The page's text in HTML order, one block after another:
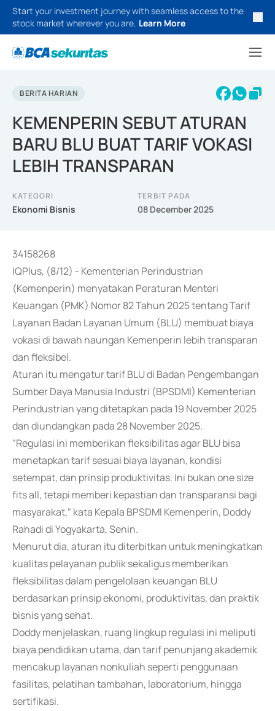
Start your investment journey with seamless access to the
stock market wherever you are. Learn More
BERITA HARIAN
KEMENPERIN SEBUT ATURAN
BARU BLU BUAT TARIF VOKASI
LEBIH TRANSPARAN
KATEGORI
Ekonomi Bisnis
TERBIT PADA
08 December 2025
34158268
IQPlus, (8/12) - Kementerian Perindustrian
(Kemenperin) menyatakan Peraturan Menteri
Keuangan (PMK) Nomor 82 Tahun 2025 tentang Tarif
Layanan Badan Layanan Umum (BLU) membuat biaya
vokasi di bawah naungan Kemenperin lebih transparan
dan fleksibel.
Aturan itu mengatur tarif BLU di Badan Pengembangan
Sumber Daya Manusia Industri (BPSDMI) Kementerian
Perindustrian yang ditetapkan pada 19 November 2025
dan diundangkan pada 28 November 2025.
"Regulasi ini memberikan fleksibilitas agar BLU bisa
menetapkan tarif sesuai biaya layanan, kondisi
setempat, dan prinsip produktivitas. Ini bukan one size
fits all, tetapi memberi kepastian dan transparansi bagi
masyarakat," kata Kepala BPSDMI Kemenperin, Doddy
Rahadi di Yogyakarta, Senin.
Menurut dia, aturan itu diterbitkan untuk meningkatkan
kualitas pelayanan publik sekaligus memberikan
fleksibilitas dalam pengelolaan keuangan BLU
berdasarkan prinsip ekonomi, produktivitas, dan praktik
bisnis yang sehat.
Doddy menjelaskan, ruang lingkup regulasi ini meliputi
biaya pendidikan utama, dan tarif penunjang akademik
mencakup layanan nonkuliah seperti penggunaan
fasilitas, pelatihan tambahan, laboratorium, hingga
sertifikasi.